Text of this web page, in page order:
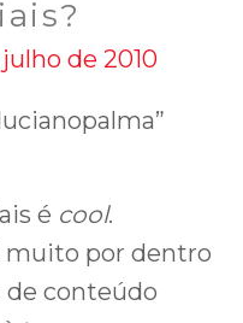
de 2010
é cool.
muito por dentro
de conteúdo